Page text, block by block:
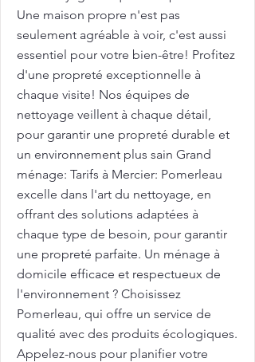
Une maison propre n'est pas
seulement agréable à voir, c'est aussi
essentiel pour votre bien-être! Profitez
d'une propreté exceptionnelle à
chaque visite! Nos équipes de
nettoyage veillent à chaque détail,
pour garantir une propreté durable et
un environnement plus sain Grand
ménage: Tarifs à Mercier: Pomerleau
excelle dans l'art du nettoyage, en
offrant des solutions adaptées à
chaque type de besoin, pour garantir
une propreté parfaite. Un ménage à
domicile efficace et respectueux de
l'environnement ? Choisissez
Pomerleau, qui offre un service de
qualité avec des produits écologiques.
Appelez-nous pour planifier votre